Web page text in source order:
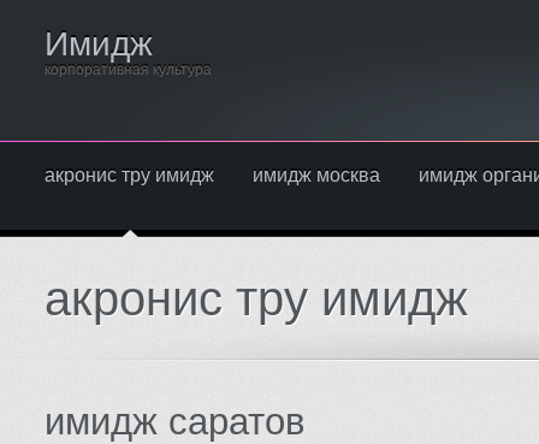
Имидж
корпоративная культура
акронис тру имидж имидж москва имидж
акронис тру имидж
имидж саратов